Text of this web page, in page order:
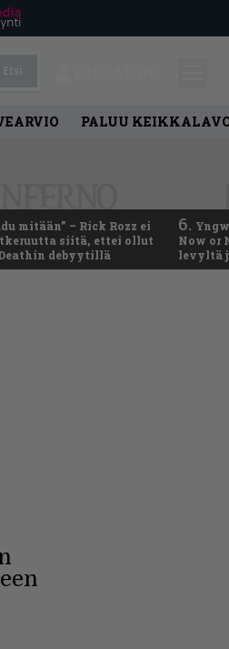
PALUU
mitään” – Rick Rozz ei
siitä, ettei ollut
debyytillä
6.
Now or
levyltä